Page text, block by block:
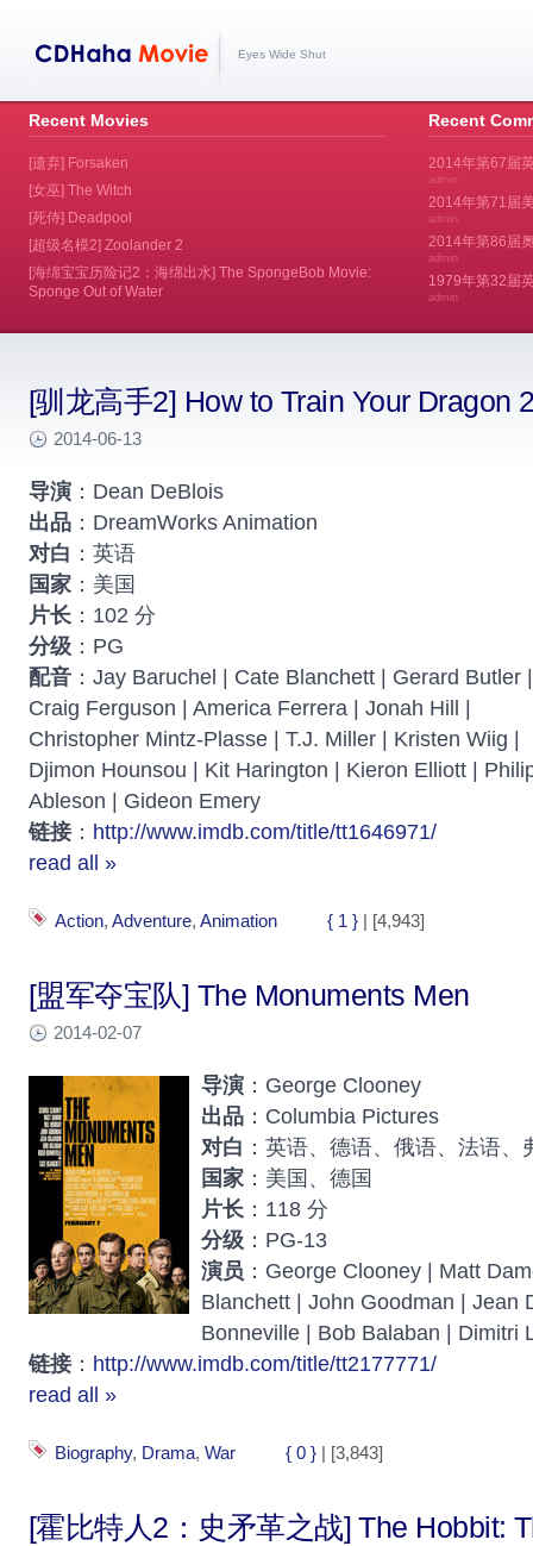
Eyes Wide Shut
Recent
2014年第67届
admin
2014年第71届
admin
2014年第86届
admin
1979年第32届
admin
[驯龙高手2] How to Train Your Dragon
2014-06-13
导演 ：Dean DeBlois
出品 ：DreamWorks Animation
对白 ：英语
国家 ：美国
片长 ：102 分
分级 ：PG
配音 ：Jay Baruchel | Cate Blanchett | Gerard Butler |
Craig Ferguson | America Ferrera | Jonah Hill |
Christopher Mintz-Plasse | T.J. Miller | Kristen Wiig |
Djimon Hounsou | Kit Harington | Kieron Elliott |
Ableson | Gideon Emery
链接 ： http://www.imdb.com/title/tt1646971/
read all »
Action, Adventure, Animation { 1 } | [4,943]
[盟军夺宝队] The Monuments Men
2014-02-07
导演 ：George Clooney
出品 ：Columbia Pictures
对白 ：英语、德语、俄语、法语、
国家 ：美国、德国
片长 ：118 分
分级 ：PG-13
演员 ：George Clooney | Matt
Blanchett | John Goodman | Jean
Bonneville | Bob Balaban | Dimitri
链接 ： http://www.imdb.com/title/tt2177771/
read all »
Biography, Drama, War { 0 } | [3,843]
[霍比特人2：史矛革之战] The Hobbit:
Recent Movies
[遗弃] Forsaken
[女巫] The Witch
[死侍] Deadpool
[超级名模2] Zoolander 2
[海绵宝宝历险记2：海绵出水] The SpongeBob Movie:
Sponge Out of Water